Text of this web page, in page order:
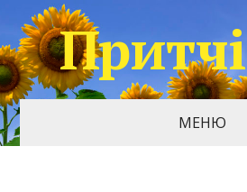
Притчі
МЕНЮ